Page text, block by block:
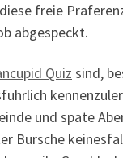
freie
abgespeckt.
Quiz sind,
und spate
Bursche